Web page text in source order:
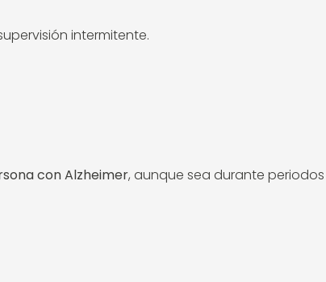
intermitente.
con Alzheimer, aunque sea durante